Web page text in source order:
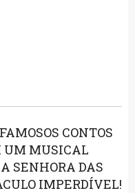
CONTOS
UM MUSICAL
SENHORA DAS
IMPERDÍVEL!